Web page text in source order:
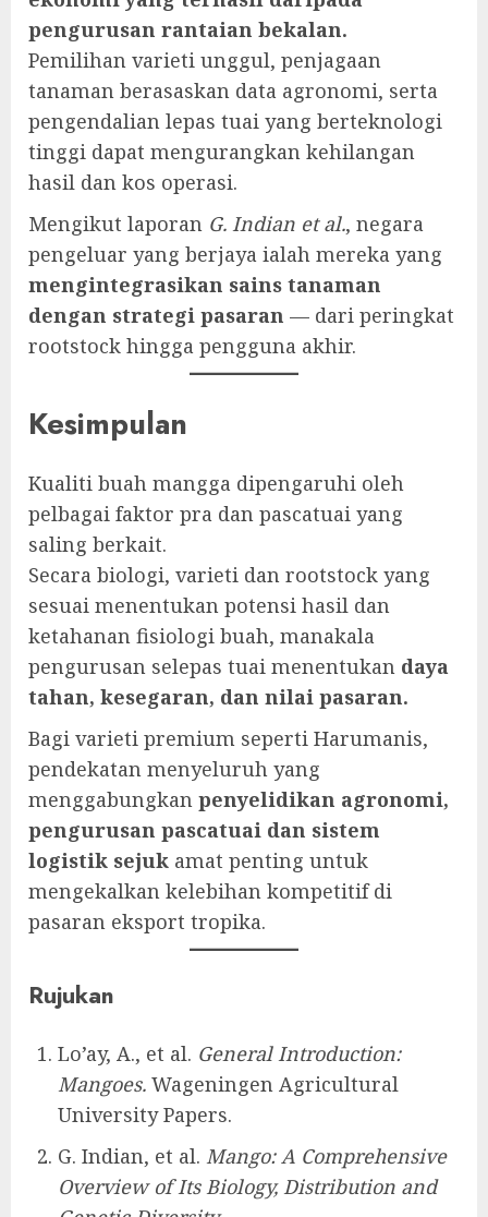
pengurusan rantaian bekalan.
Pemilihan varieti unggul, penjagaan
tanaman berasaskan data agronomi, serta
pengendalian lepas tuai yang berteknologi
tinggi dapat mengurangkan kehilangan
hasil dan kos operasi.
Mengikut laporan G. Indian et al., negara
pengeluar yang berjaya ialah mereka yang
mengintegrasikan sains tanaman
dengan strategi pasaran — dari peringkat
rootstock hingga pengguna akhir.
Kesimpulan
Kualiti buah mangga dipengaruhi oleh
pelbagai faktor pra dan pascatuai yang
saling berkait.
Secara biologi, varieti dan rootstock yang
sesuai menentukan potensi hasil dan
ketahanan fisiologi buah, manakala
pengurusan selepas tuai menentukan daya
tahan, kesegaran, dan nilai pasaran.
Bagi varieti premium seperti Harumanis,
pendekatan menyeluruh yang
menggabungkan penyelidikan agronomi,
pengurusan pascatuai dan sistem
logistik sejuk amat penting untuk
mengekalkan kelebihan kompetitif di
pasaran eksport tropika.
Rujukan
Lo’ay, A., et al. General Introduction:
Mangoes. Wageningen Agricultural
University Papers.
G. Indian, et al. Mango: A Comprehensive
Overview of Its Biology, Distribution and